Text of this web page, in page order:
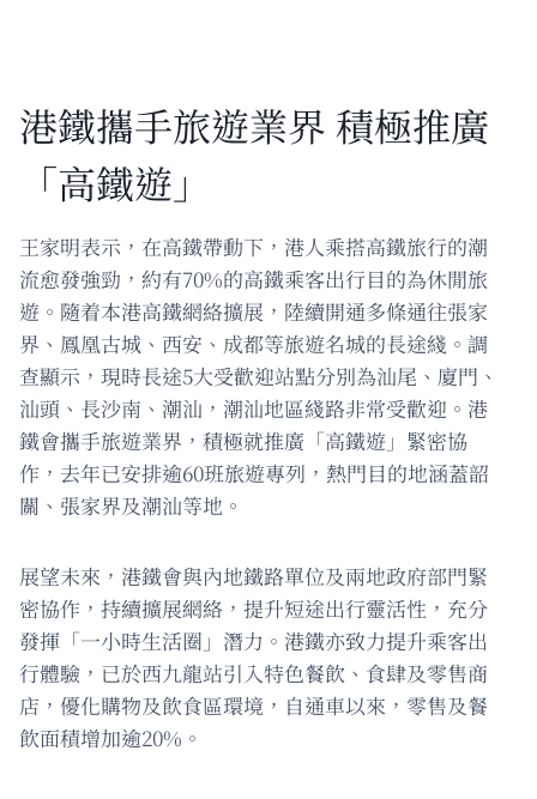
港鐵攜手旅遊業界 積極推廣
「高鐵遊」
王家明表示，在高鐵帶動下，港人乘搭高鐵旅行的潮
流愈發強勁，約有70%的高鐵乘客出行目的為休閒旅
遊。隨着本港高鐵網絡擴展，陸續開通多條通往張家
界、鳳凰古城、西安、成都等旅遊名城的長途綫。調
查顯示，現時長途5大受歡迎站點分別為汕尾、廈門、
汕頭、長沙南、潮汕，潮汕地區綫路非常受歡迎。港
鐵會攜手旅遊業界，積極就推廣「高鐵遊」緊密協
作，去年已安排逾60班旅遊專列，熱門目的地涵蓋韶
關、張家界及潮汕等地。
展望未來，港鐵會與內地鐵路單位及兩地政府部門緊
密協作，持續擴展網絡，提升短途出行靈活性，充分
發揮「一小時生活圈」潛力。港鐵亦致力提升乘客出
行體驗，已於西九龍站引入特色餐飲、食肆及零售商
店，優化購物及飲食區環境，自通車以來，零售及餐
飲面積增加逾20%。